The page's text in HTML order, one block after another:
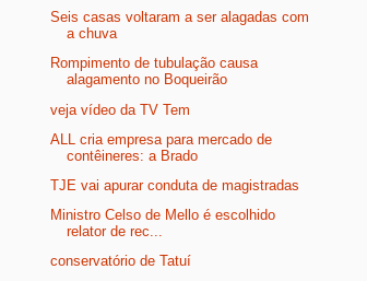
Seis casas voltaram a ser alagadas com
a chuva
Rompimento de tubulação causa
alagamento no Boqueirão
veja vídeo da TV Tem
ALL cria empresa para mercado de
contêineres: a Brado
TJE vai apurar conduta de magistradas
Ministro Celso de Mello é escolhido
relator de rec...
conservatório de Tatuí